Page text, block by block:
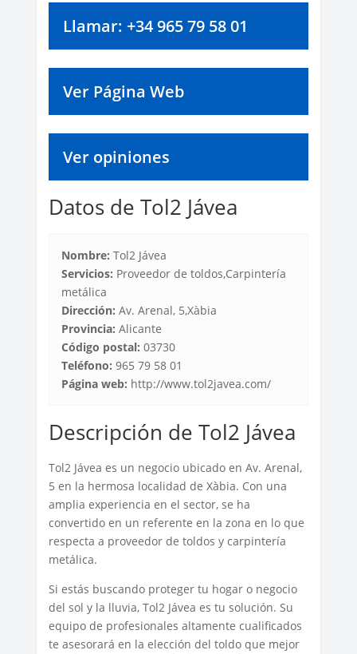
Llamar: +34 965 79 58 01
Ver Página Web
Ver opiniones
Datos de Tol2 Jávea
Nombre: Tol2 Jávea
Servicios: Proveedor de toldos,Carpintería
metálica
Dirección: Av. Arenal, 5,Xàbia
Provincia: Alicante
Código postal: 03730
Teléfono: 965 79 58 01
Página web: http://www.tol2javea.com/
Descripción de Tol2 Jávea
Tol2 Jávea es un negocio ubicado en Av. Arenal,
5 en la hermosa localidad de Xàbia. Con una
amplia experiencia en el sector, se ha
convertido en un referente en la zona en lo que
respecta a proveedor de toldos y carpintería
metálica.
Si estás buscando proteger tu hogar o negocio
del sol y la lluvia, Tol2 Jávea es tu solución. Su
equipo de profesionales altamente cualificados
te asesorará en la elección del toldo que mejor